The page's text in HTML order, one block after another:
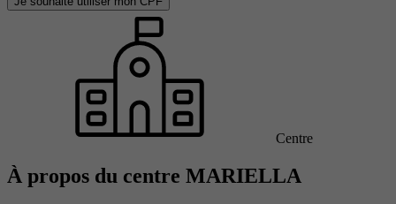
Centre
À propos du centre MARIELLA